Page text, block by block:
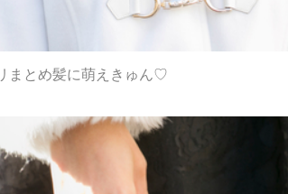
まとめ髪に萌えきゅん♡